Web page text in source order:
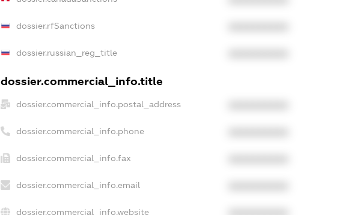
dossier.rfSanctions
dossier.russian_reg_title
dossier.commercial_info.title
dossier.commercial_info.postal_address
dossier.commercial_info.phone
dossier.commercial_info.fax
dossier.commercial_info.email
dossier.commercial_info.website